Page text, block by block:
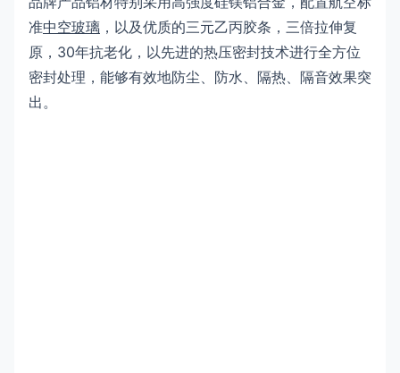
准中空玻璃 ，以及优质的三元乙丙胶条，三倍拉伸复
原，30年抗老化，以先进的热压密封技术进行全方位
密封处理，能够有效地防尘、防水、隔热、隔音效果突
出。